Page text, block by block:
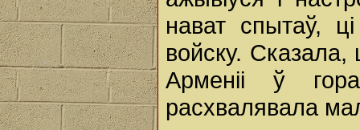
нават спытаў,
войску.
Арменіі ў
расхвалявала